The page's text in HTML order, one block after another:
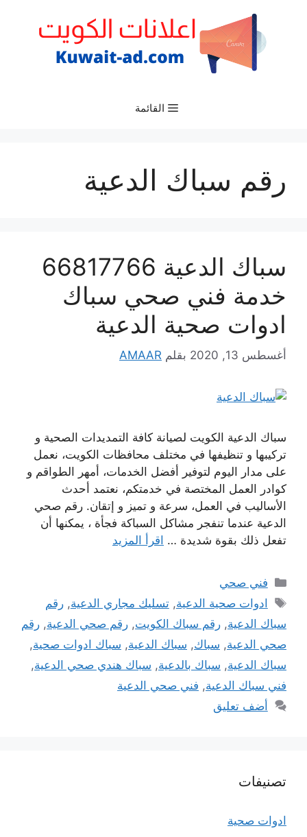
القائمة
رقم سباك الدعية
سباك الدعية 66817766
خدمة فني صحي سباك
ادوات صحية الدعية
أغسطس 13, 2020 بقلم AMAAR
سباك الدعية الكويت لصيانة كافة التمديدات الصحية و
تركيبها و تنظيفها في مختلف محافظات الكويت، نعمل
على مدار اليوم لتوفير أفضل الخدمات، أمهر الطواقم و
كوادر العمل المختصة في خدمتكم، نعتمد أحدث
الأساليب في العمل، سرعة و تميز و إتقان. رقم صحي
الدعية عندما تنفجر مشاكل السباكة فجأة ، يمكنها أن
تفعل ذلك بقوة شديدة … اقرأ المزيد
التصنيفات
فني صحي
الوسوم
ادوات صحية الدعية,تسليك مجاري الدعية,رقم
سباك الدعية, رقم سباك الكويت, رقم صحي الدعية, رقم
صحي الدعية, سباك, سباك الدعية, سباك ادوات صحية,
سباك الدعية, سباك بالدعية, سباك هندي صحي الدعية,
فني سباك الدعية, فني صحي الدعية
أضف تعليق
تصنيفات
ادوات صحية